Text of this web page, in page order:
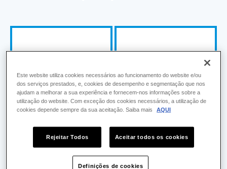
de Recuperação e
Resiliência (PRR)
CCDR LVT enquanto
Beneficiário Final
Investimentos PRR –
Este website utiliza cookies necessários ao funcionamento do website e/ou
dos serviços prestados, e, cookies de desempenho e segmentação que nos
ajudam a melhorar a sua experiência e fornecem-nos informações sobre a
utilização do website. Com exceção dos cookies necessários, a utilização de
cookies depende sempre da sua aceitação. Saiba mais
AQUI
Rejeitar Todos Aceitar todos os cookies
Definições de cookies